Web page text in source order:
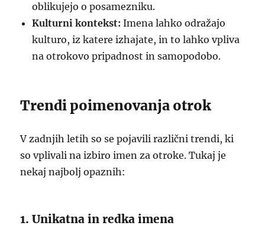
oblikujejo o posamezniku.
Kulturni kontekst: Imena lahko odražajo
kulturo, iz katere izhajate, in to lahko vpliva
na otrokovo pripadnost in samopodobo.
Trendi poimenovanja otrok
V zadnjih letih so se pojavili različni trendi, ki
so vplivali na izbiro imen za otroke. Tukaj je
nekaj najbolj opaznih:
1. Unikatna in redka imena